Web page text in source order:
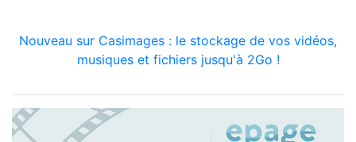
Nouveau sur Casimages : le stockage de vos vidéos,
musiques et fichiers jusqu'à 2Go !